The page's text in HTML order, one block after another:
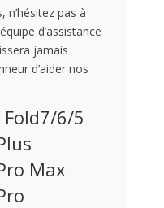
n’hésitez pas à
d’assistance
jamais
d’aider nos
6/5
Max